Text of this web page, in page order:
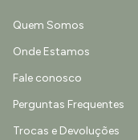
Quem Somos
Onde Estamos
Fale conosco
Perguntas Frequentes
Trocas e Devoluções